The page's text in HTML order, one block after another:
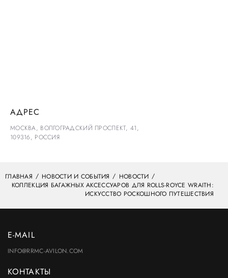
АДРЕС
МОСКВА, ВОЛГОГРАДСКИЙ ПРОСПЕКТ, 41,
109316, РОССИЯ
ГЛАВНАЯ НОВОСТИ И СОБЫТИЯ
НОВОСТИ
КОЛЛЕКЦИЯ БАГАЖНЫХ АКСЕССУАРОВ ДЛЯ ROLLS-ROYCE WRAITH:
ИСКУССТВО РОСКОШНОГО ПУТЕШЕСТВИЯ
E-MAIL
INFO@RRMC-AVILON.COM
КОНТАКТЫ